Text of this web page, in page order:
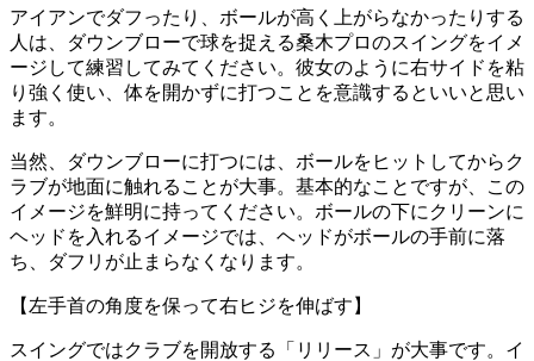
アイアンでダフったり、ボールが高く上がらなかったりする
人は、ダウンブローで球を捉える桑木プロのスイングをイメ
ージして練習してみてください。彼女のように右サイドを粘
り強く使い、体を開かずに打つことを意識するといいと思い
ます。
当然、ダウンブローに打つには、ボールをヒットしてからク
ラブが地面に触れることが大事。基本的なことですが、この
イメージを鮮明に持ってください。ボールの下にクリーンに
ヘッドを入れるイメージでは、ヘッドがボールの手前に落
ち、ダフリが止まらなくなります。
【左手首の角度を保って右ヒジを伸ばす】
スイングではクラブを開放する「リリース」が大事です。イ